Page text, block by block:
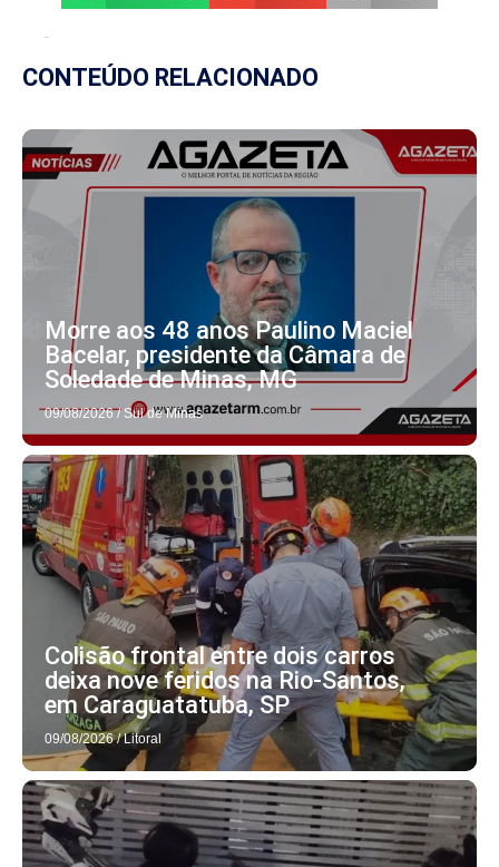
CONTEÚDO RELACIONADO
Morre aos 48 anos Paulino Maciel
Bacelar, presidente da Câmara de
Soledade de Minas, MG
09/08/2026 / Sul de Minas
Colisão frontal entre dois carros
deixa nove feridos na Rio-Santos,
em Caraguatatuba, SP
09/08/2026 / Litoral